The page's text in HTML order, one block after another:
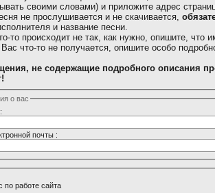
своими словами) и приложите адрес
не прослушивается и не скачивается,
и название песни.
то происходит не так, как нужно, опишите, что
что-то не получается, опишите особо
не содержащие подробного описания
о вас
почты :
по работе сайта